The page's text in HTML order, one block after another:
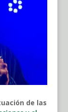
de las